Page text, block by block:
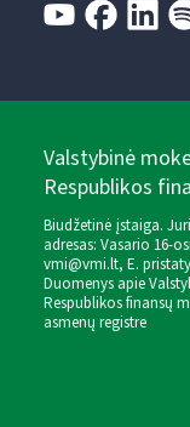
Valstybinė
Respublikos
Biudžetinė įstaiga.
adresas: Vasario 16-
vmi@vmi.lt, E.
Duomenys apie
Respublikos finansų
asmenų registre